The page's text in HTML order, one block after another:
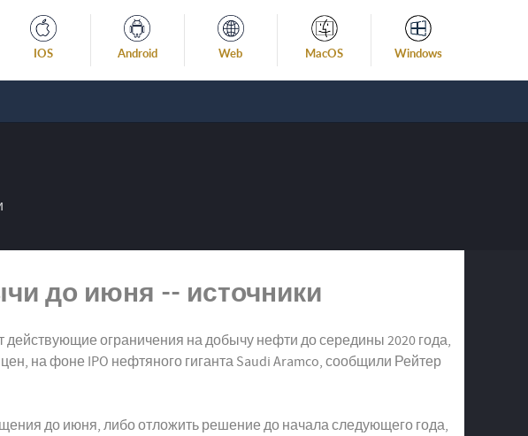
IOS Android Web MacOS Windows
до июня -- источники
ограничения на добычу нефти до середины 2020 года,
на фоне IPO нефтяного гиганта Saudi Aramco, сообщили Рейтер
до июня, либо отложить решение до начала следующего года,